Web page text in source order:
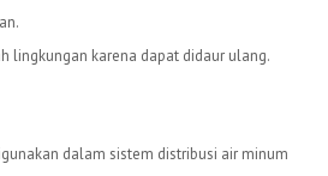
lingkungan karena dapat didaur ulang.
dalam sistem distribusi air minum